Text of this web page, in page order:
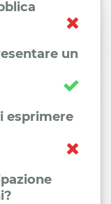
un
esprimere